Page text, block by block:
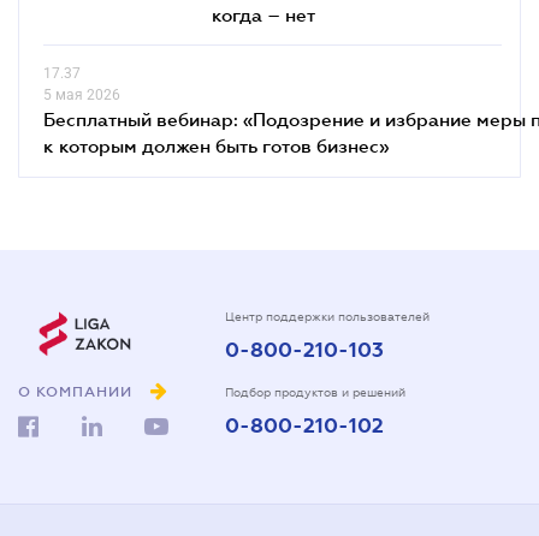
когда – нет
17.37
5 мая 2026
Бесплатный вебинар: «Подозрение и избрание меры
к которым должен быть готов бизнес»
О КОМПАНИИ
Центр поддержки пользователей
0-800-210-103
Подбор продуктов и решений
0-800-210-102